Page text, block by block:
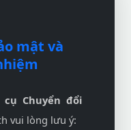
mật và
cụ Chuyển đổi
vui lòng lưu ý: